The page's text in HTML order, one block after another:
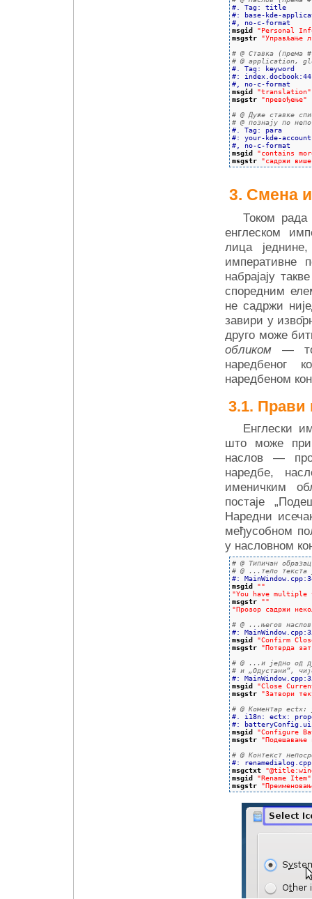
#. Tag: title
#: base-kde-
#, no-c-format
msgid
"Personal
msgstr
"Управљање
# @ Ставкa
# @ application,
#. Tag: keyword
#: index.docbook:44
#, no-c-format
msgid
"translation"
msgstr
"превођење"
# @ Дуже ставке
# @ познају по
#. Tag: para
#: your-kde-
#, no-c-format
msgid
"contains
msgstr
"садржи
Смена
Током
енглеском
лица
императивне
набрајају
споредним
не садржи
завири у
друго може
обликом —
наредбеног
наредбеном
Прави
Енглески
што може
наслов —
наредбе,
именичким
постаје
Наредни
међусобном
у насловном
# @ Типичан
# @ ...тело текста
#:
msgid
""
"You have
msgstr
""
"Прозор садржи
# @ ...његов
#:
msgid
"Confirm
msgstr
"Потврда
# @ ...и једно од
# и „Одустани“,
#:
msgid
"Close
msgstr
"Затвори
# @ Коментар
#. i18n: ectx:
#:
msgid
"Configure
msgstr
"Подешавање
# @ Контекст
#:
msgctxt
msgid
"Rename Item"
msgstr